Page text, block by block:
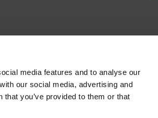
media features and to analyse our
our social media, advertising and
you’ve provided to them or that